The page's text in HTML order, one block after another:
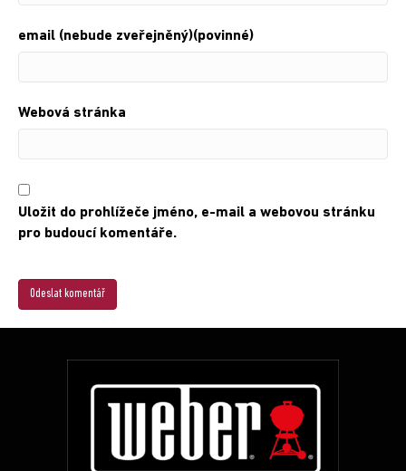
email (nebude zveřejněný)(povinné)
Webová stránka
Uložit do prohlížeče jméno, e-mail a webovou stránku
pro budoucí komentáře.